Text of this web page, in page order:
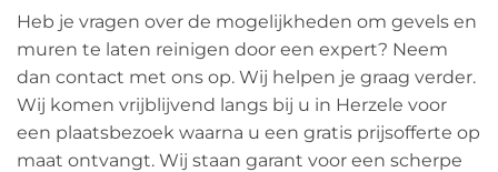
Heb je vragen over de mogelijkheden om gevels en
muren te laten reinigen door een expert? Neem
dan contact met ons op. Wij helpen je graag verder.
Wij komen vrijblijvend langs bij u in Herzele voor
een plaatsbezoek waarna u een gratis prijsofferte op
maat ontvangt. Wij staan garant voor een scherpe